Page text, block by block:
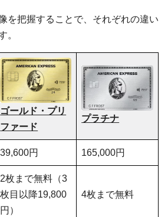
を把握することで、それぞれの違い
。
ゴールド・プリ
ファード
プラチナ
39,600円 165,000円
2枚まで無料（3
枚目以降19,800
円）
4枚まで無料